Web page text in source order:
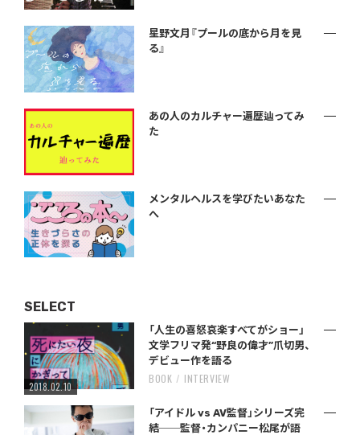
星野文月『プールの底から月を見
る』
あの人のカルチャー遍歴辿ってみ
た
メンタルヘルスを学びたいあなた
へ
SELECT
2018.02.10
「人生の喜怒哀楽すべてがショー」
文学フリマ発“野良の偉才”爪切男、
デビュー作を語る
BOOK INTERVIEW
「アイドル vs AV監督」シリーズ完
結──監督・カンパニー松尾が語